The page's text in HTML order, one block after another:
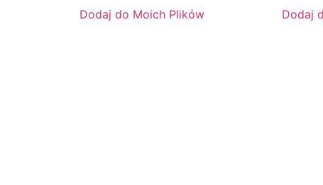
Dodaj do Moich Plików Dodaj